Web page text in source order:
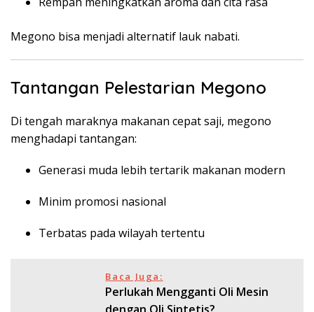
Megono bisa menjadi alternatif lauk nabati.
Tantangan Pelestarian Megono
Di tengah maraknya makanan cepat saji, megono
menghadapi tantangan:
Generasi muda lebih tertarik makanan modern
Minim promosi nasional
Terbatas pada wilayah tertentu
Baca Juga:
Perlukah Mengganti Oli Mesin